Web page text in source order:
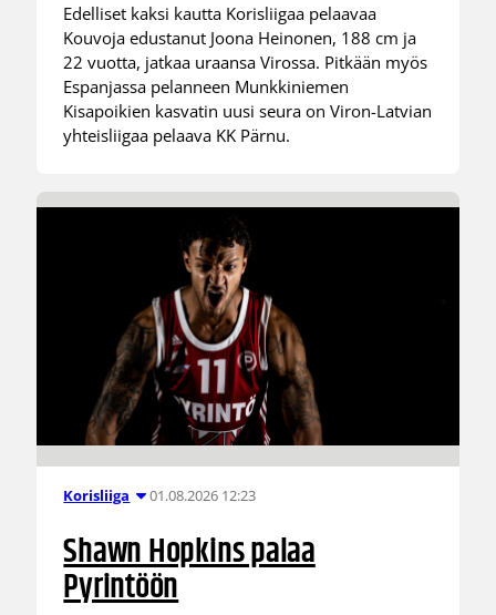
Edelliset kaksi kautta Korisliigaa pelaavaa
Kouvoja edustanut Joona Heinonen, 188 cm ja
22 vuotta, jatkaa uraansa Virossa. Pitkään myös
Espanjassa pelanneen Munkkiniemen
Kisapoikien kasvatin uusi seura on Viron-Latvian
yhteisliigaa pelaava KK Pärnu.
Korisliiga 01.08.2026 12:23
Shawn Hopkins palaa
Pyrintöön